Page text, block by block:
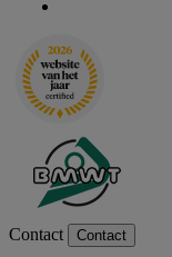
Contact Contact